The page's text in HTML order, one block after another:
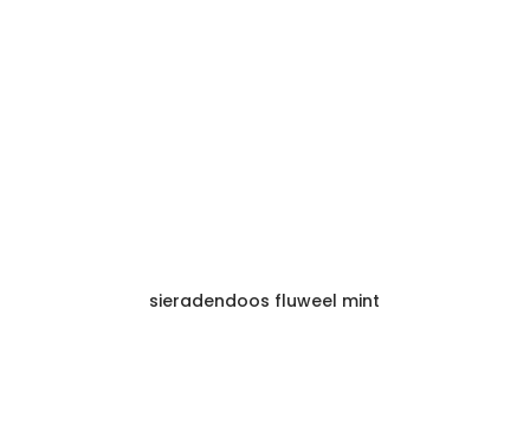
sieradendoos fluweel mint